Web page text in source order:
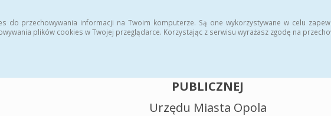
do przechowywania informacji na Twoim komputerze. Są one wykorzystywane w celu
plików cookies w Twojej przeglądarce. Korzystając z serwisu wyrażasz zgodę na
PUBLICZNEJ
Urzędu Miasta Opola